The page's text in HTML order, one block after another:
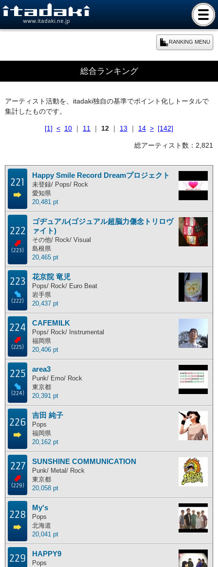
www.itadaki.ne.jp
RANKING MENU
本日のランキング
年間ランキング
主な活動地別に分けたランキングです。
北海道 東北地方 関東地方 中部地方
近畿地方 中国地方 九州地方
海外
ポイント獲得履歴
ポイント獲得履歴
総合ランキング
アーティスト活動を、itadaki独自の基準でポイント化しトータルで
集計したものです。
[1] < 10 ｜ 11 ｜ 12 ｜ 13 ｜ 14 > [142]
総アーティスト数：2,821
221
Happy Smile Record Dreamプロジェクト
未登録/ Pops/ Rock
愛知県
20,481 pt
222
(223)
ゴヂュアル(ゴジュアル超脳力傷念トリロヴ
ァイト)
その他/ Rock/ Visual
島根県
20,465 pt
223
(222)
花京院 竜児
Pops/ Rock/ Euro Beat
岩手県
20,437 pt
224
(225)
CAFEMILK
Pops/ Rock/ Instrumental
福岡県
20,406 pt
225
(224)
area3
Punk/ Emo/ Rock
東京都
20,391 pt
226
吉田 純子
Pops
福岡県
20,162 pt
227
(229)
SUNSHINE COMMUNICATION
Punk/ Metal/ Rock
東京都
20,058 pt
228
My's
Pops
北海道
20,041 pt
229 HAPPY9
Pops